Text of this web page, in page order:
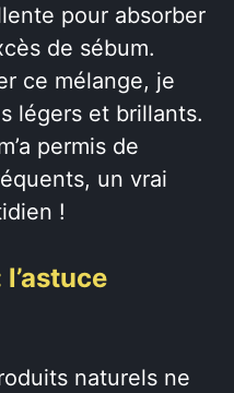
pour absorber
de sébum.
ce mélange, je
légers et brillants.
permis de
un vrai
!
naturels ne